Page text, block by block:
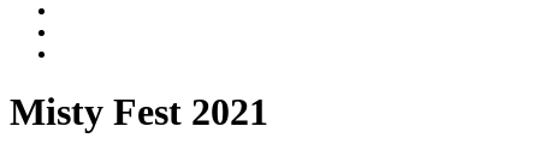
Misty Fest 2021